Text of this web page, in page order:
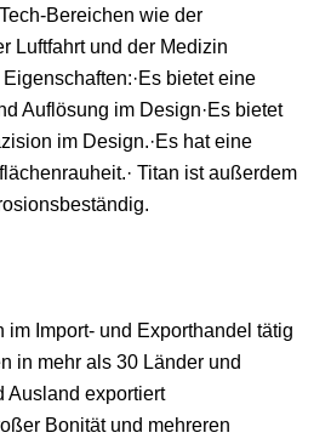
Bereichen wie der
Luftfahrt und der Medizin
bietet eine
Auflösung im Design·Es bietet
im Design.·Es hat eine
Titan ist außerdem
im Import- und Exporthandel tätig
in mehr als 30 Länder und
Ausland exportiert
Bonität und mehreren